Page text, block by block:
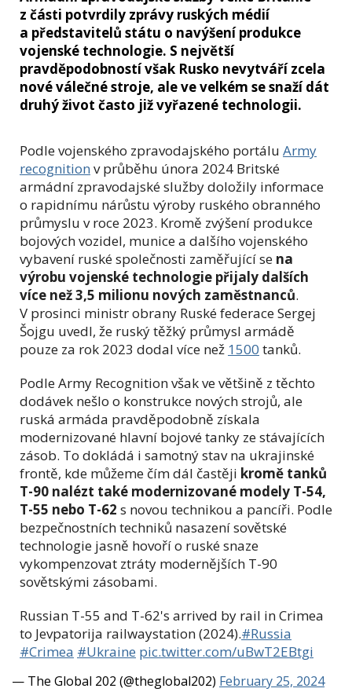
z části potvrdily zprávy ruských médií
a představitelů státu o navýšení produkce
vojenské technologie. S největší
pravděpodobností však Rusko nevytváří zcela
nové válečné stroje, ale ve velkém se snaží dát
druhý život často již vyřazené technologii.
Podle vojenského zpravodajského portálu Army
recognition v průběhu února 2024 Britské
armádní zpravodajské služby doložily informace
o rapidnímu nárůstu výroby ruského obranného
průmyslu v roce 2023. Kromě zvýšení produkce
bojových vozidel, munice a dalšího vojenského
vybavení ruské společnosti zaměřující se na
výrobu vojenské technologie přijaly dalších
více než 3,5 milionu nových zaměstnanců.
V prosinci ministr obrany Ruské federace Sergej
Šojgu uvedl, že ruský těžký průmysl armádě
pouze za rok 2023 dodal více než 1500 tanků.
Podle Army Recognition však ve většině z těchto
dodávek nešlo o konstrukce nových strojů, ale
ruská armáda pravděpodobně získala
modernizované hlavní bojové tanky ze stávajících
zásob. To dokládá i samotný stav na ukrajinské
frontě, kde můžeme čím dál častěji kromě tanků
T-90 nalézt také modernizované modely T-54,
T-55 nebo T-62 s novou technikou a pancíři. Podle
bezpečnostních techniků nasazení sovětské
technologie jasně hovoří o ruské snaze
vykompenzovat ztráty modernějších T-90
sovětskými zásobami.
Russian T-55 and T-62's arrived by rail in Crimea
to Jevpatorija railwaystation (2024).#Russia
#Crimea #Ukraine pic.twitter.com/uBwT2EBtgi
— The Global 202 (@theglobal202) February 25, 2024